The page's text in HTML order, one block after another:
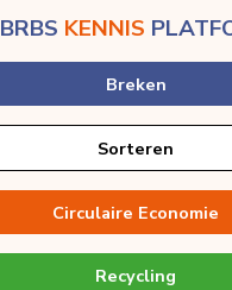
BRBS KENNIS
Breken
Sorteren
Circulaire Economie
Recycling